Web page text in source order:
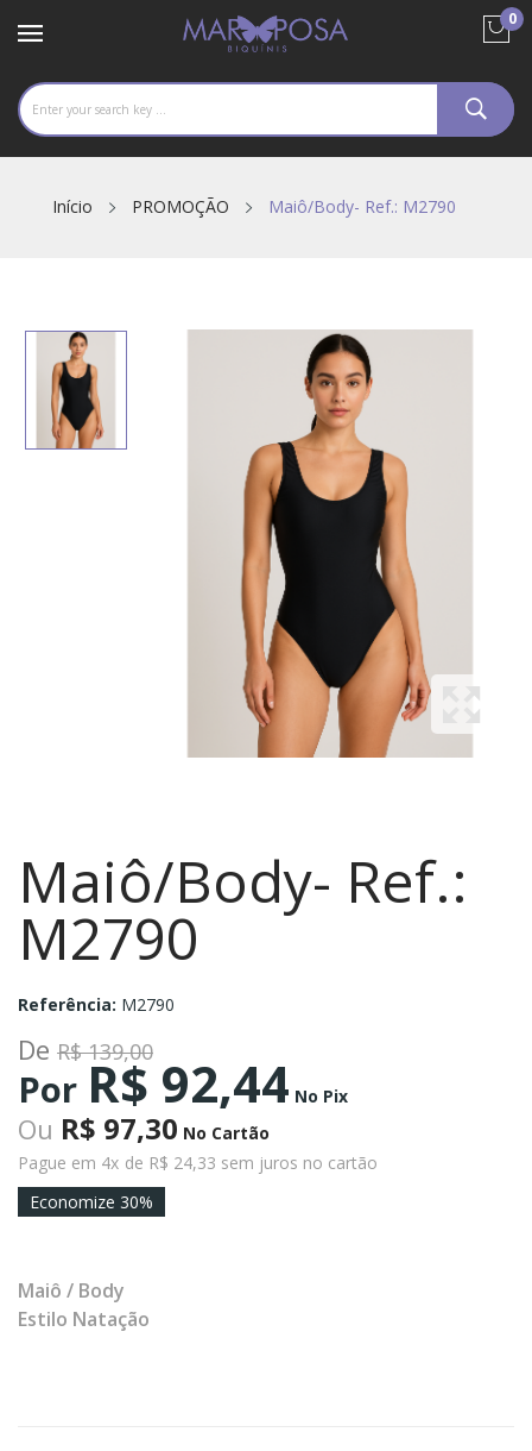
0
Início PROMOÇÃO Maiô/Body- Ref.: M2790
Maiô/Body- Ref.:
M2790
Referência: M2790
De R$ 139,00
Por R$ 92,44 No Pix
Ou R$ 97,30 No Cartão
Pague em 4x de R$ 24,33 sem juros no cartão
Economize 30%
Maiô / Body
Estilo Natação